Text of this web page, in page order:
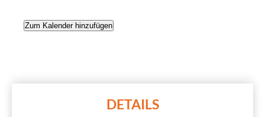
Zum Kalender hinzufügen
DETAILS